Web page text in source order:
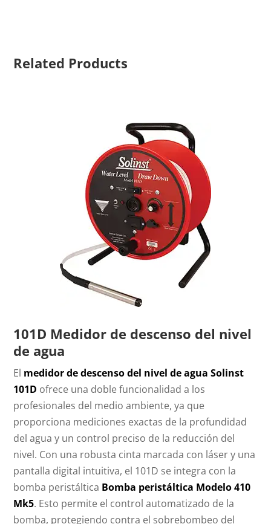
Related Products
101D Medidor de descenso del nivel
de agua
El medidor de descenso del nivel de agua Solinst
101D ofrece una doble funcionalidad a los
profesionales del medio ambiente, ya que
proporciona mediciones exactas de la profundidad
del agua y un control preciso de la reducción del
nivel. Con una robusta cinta marcada con láser y una
pantalla digital intuitiva, el 101D se integra con la
bomba peristáltica Bomba peristáltica Modelo 410
Mk5. Esto permite el control automatizado de la
bomba, protegiendo contra el sobrebombeo del